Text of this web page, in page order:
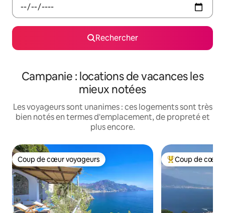
Rechercher
Campanie : locations de vacances les
mieux notées
Les voyageurs sont unanimes : ces logements sont très
bien notés en termes d'emplacement, de propreté et
plus encore.
Coup de cœur voyageurs
Coup de cœur voyageurs Coups de cœur
Coup de cœur